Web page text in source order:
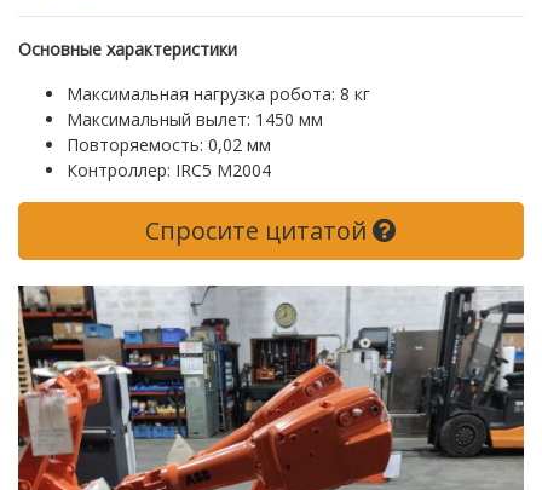
Основные характеристики
Максимальная нагрузка робота: 8 кг
Максимальный вылет: 1450 мм
Повторяемость: 0,02 мм
Контроллер: IRC5 M2004
Спросите цитатой